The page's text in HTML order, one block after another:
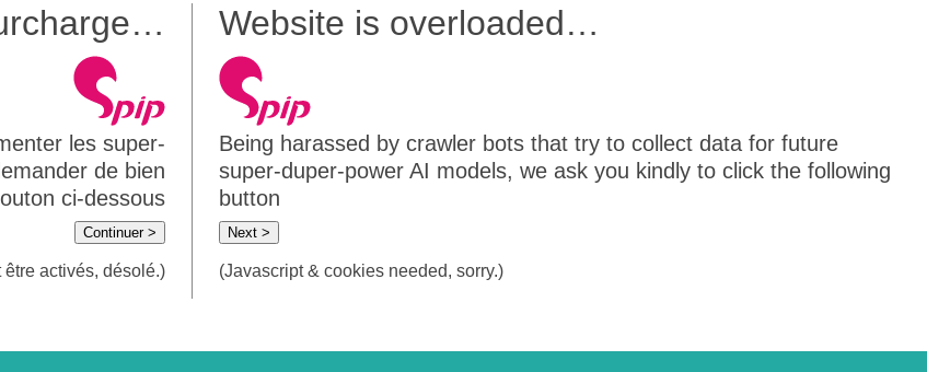
les super-
de bien
ci-dessous
Continuer >
activés, désolé.)
Website is overloaded…
Being harassed by crawler bots that try to collect data for future
super-duper-power AI models, we ask you kindly to click the following
button
Next >
(Javascript & cookies needed, sorry.)